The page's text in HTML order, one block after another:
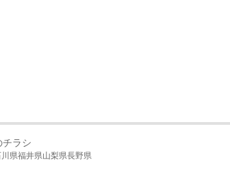
チラシ
川県福井県山梨県長野県